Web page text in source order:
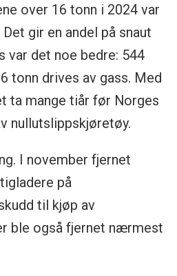
over 16 tonn i 2024 var
gir en andel på snaut
var det noe bedre: 544
tonn drives av gass. Med
ta mange tiår før Norges
nullutslippskjøretøy.
I november fjernet
på
til kjøp av
ble også fjernet nærmest